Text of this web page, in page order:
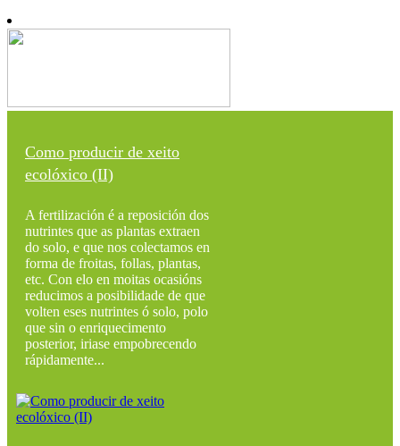
Como producir de xeito
ecolóxico (II)
A fertilización é a reposición dos
nutrintes que as plantas extraen
do solo, e que nos colectamos en
forma de froitas, follas, plantas,
etc. Con elo en moitas ocasións
reducimos a posibilidade de que
volten eses nutrintes ó solo, polo
que sin o enriquecimento
posterior, iriase empobrecendo
rápidamente...